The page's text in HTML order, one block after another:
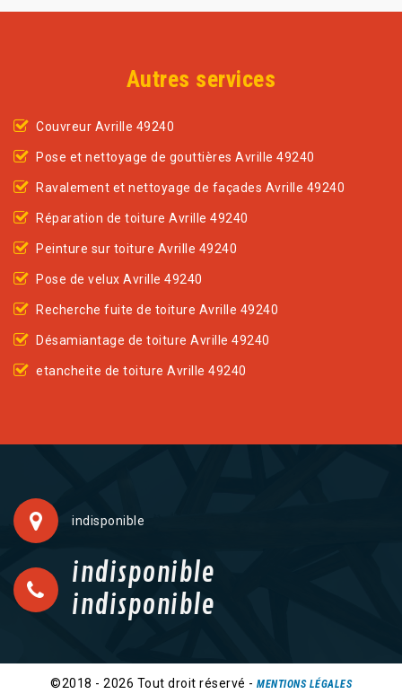
Autres services
Couvreur Avrille 49240
Pose et nettoyage de gouttières Avrille 49240
Ravalement et nettoyage de façades Avrille 49240
Réparation de toiture Avrille 49240
Peinture sur toiture Avrille 49240
Pose de velux Avrille 49240
Recherche fuite de toiture Avrille 49240
Désamiantage de toiture Avrille 49240
etancheite de toiture Avrille 49240
indisponible
indisponible
indisponible
©2018 - 2026 Tout droit réservé - MENTIONS LÉGALES